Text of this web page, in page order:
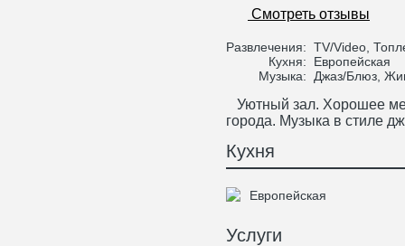
Смотреть отзывы
Развлечения: TV/Video,
Кухня:
Европейская
Музыка:
Джаз/Блюз,
Уютный зал. Хорошее
города. Музыка в стиле
Кухня
Европейская
Услуги